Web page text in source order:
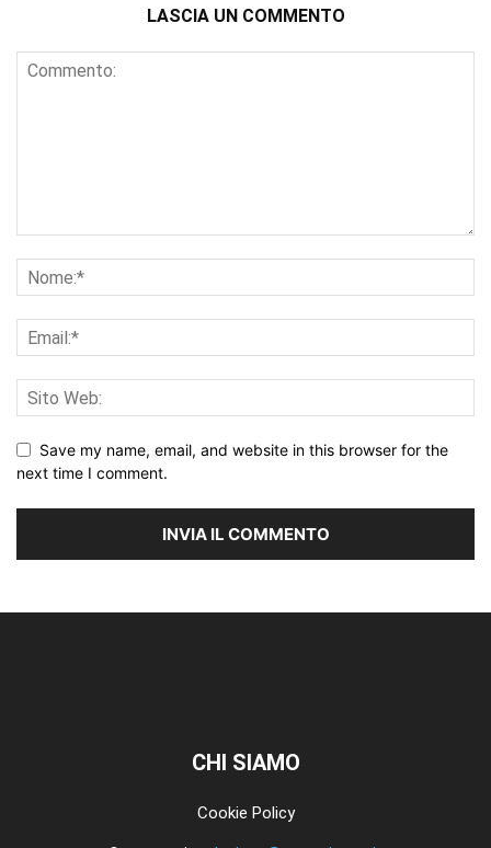
LASCIA UN COMMENTO
Save my name, email, and website in this browser for the
next time I comment.
CHI SIAMO
Cookie Policy